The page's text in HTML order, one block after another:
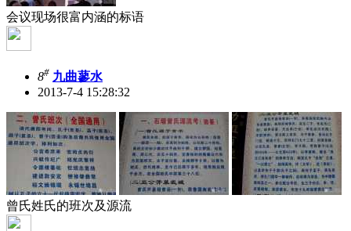
会议现场很富内涵的标语
8# 九曲蓼水
2013-7-4 15:28:32
曾氏姓氏的班次及源流